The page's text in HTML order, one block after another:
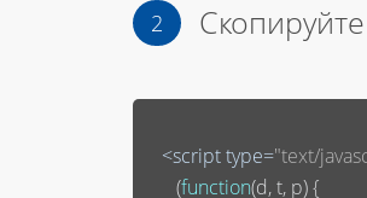
<scripttype="text/
       (
function(d, t, p) {